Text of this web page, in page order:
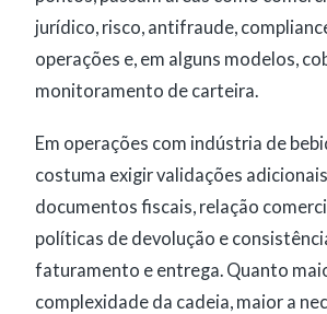
jurídico, risco, antifraude,
operações e, em alguns modelos,
monitoramento de carteira.
Em operações com indústria de
costuma exigir validações
documentos fiscais, relação
políticas de devolução e
faturamento e entrega. Quanto
complexidade da cadeia, maior a